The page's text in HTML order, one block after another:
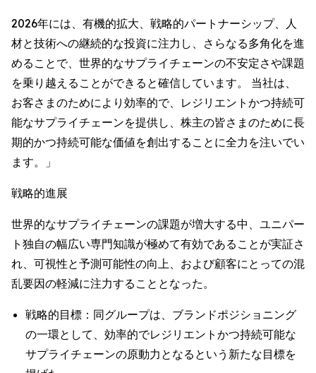
2026年には、有機的拡大、戦略的パートナーシップ、人
材と技術への継続的な投資に注力し、さらなる多角化を進
めることで、世界的なサプライチェーンの不安定さや課題
を乗り越えることができると確信しています。 当社は、
お客さまのためにより効率的で、レジリエントかつ持続可
能なサプライチェーンを提供し、株主の皆さまのために長
期的かつ持続可能な価値を創出することに全力を注いでい
ます。」
戦略的進展
世界的なサプライチェーンの課題が増大する中、ユニパー
ト独自の幅広い専門知識が極めて有効であることが実証さ
れ、可視性と予測可能性の向上、および顧客にとっての混
乱要因の軽減に注力することとなった。
戦略的目標：同グループは、ブランドポジショニング
の一環として、効率的でレジリエントかつ持続可能な
サプライチェーンの原動力となるという新たな目標を